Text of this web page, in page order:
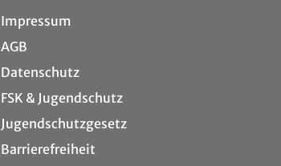
Impressum
AGB
Datenschutz
FSK & Jugendschutz
Jugendschutzgesetz
Barrierefreiheit